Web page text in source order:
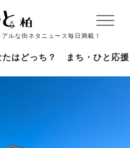
ルな街ネタニュース毎日満載！
たはどっち？ まち・ひと応援